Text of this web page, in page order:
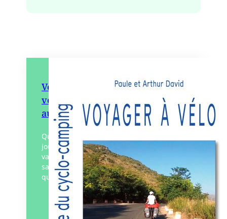
Voyager à vélo : vacances à
vélo, voyages au long cours en
autonomie
Qu’il s’agisse d’un périple de quelques
jours, de quelques semaines pour les
vacances, ou s’étalant sur une année
sabbatique voire sur plusieurs années ;
que l’on aille sur…
Éditeur :Artisans-Voyageurs